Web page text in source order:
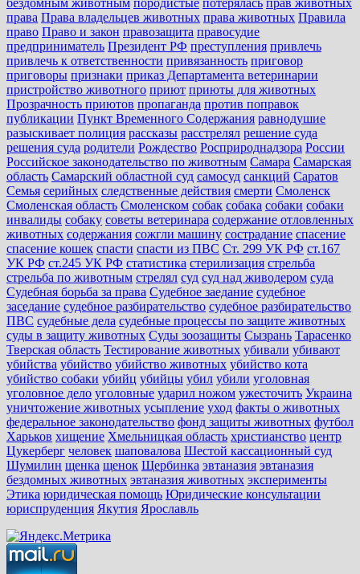
права Права владельцев животных права животных Правила
право Право и закон правозащита правосудие
предприниматель Президент РФ преступления привлечь
привлечь к ответственности привязанность приговор
приговоры признаки приказ Департамента ветеринарии
пристройство животного приют приюты для животных
Прозрачность приютов пропаганда против поправок
публикации Пункт Временного Содержания равнодушие
разыскивает полиция рассказы расстрелял решение суда
решения суда родители Рождество Росприроднадзора России
Российское законодательство по животным Самара Самарская
область Самарский областной суд самосуд санкций Саратов
Семья серийных следственные действия смерти Смоленск
Смоленская область Смоленском собак собака собаки собаки
инвалиды собаку советы ветеринара содержание отловленных
животных содержания сожгли машину сострадание спасение
спасение кошек спасти спасти из ПВС Ст. 299 УК РФ ст.167
УК РФ ст.245 УК РФ статистика стерилизация стрельба
стрельба по животным стрелял суд суд над живодером суда
Судебная борьба за права Судебное заедание судебное
заседание судебное разбирательство судебное разбирательство
ПВС судебные дела судебные процессы по защите животных
суды в защиту животных Суды зоозащиты Сызрань Тарасенко
Тверская область Тестирование животных убивали убивают
убийства убийство убийство животных убийство кота
убийство собаки убийц убийцы убил убили уголовная
уголовное дело уголовные ударил ножом ужесточить Украина
уничтожение животных усыпление уход факты о животных
федеральное законодательство фонд защиты животных футбол
Харьков хищение Хмельницкая область христианство центр
Цукерберг человек шаповалова Шестой кассационный суд
Шумилин щенка щенок Щербинка эвтаназия эвтаназия
бездомных животных эвтаназия животных эксперименты
Этика юридическая помощь Юридические консультации
юриспруденция Якутия Ярославль